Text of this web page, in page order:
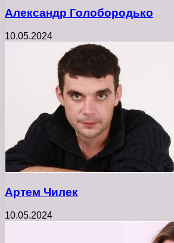
Александр Голобородько
10.05.2024
Артем Чилек
10.05.2024